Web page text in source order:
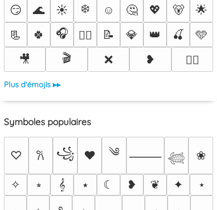
😏
🌊 ☀️ ❄️ ☺️ 🤔 💖 🐻
🌟
📃
🍀 🎧 ❤️‍🔥 📝 💎 👑 🍒
🩵
🎥
🎬 ❌ ❥ 🐦‍🔥
Plus d'émojis ▸▸
Symboles populaires
♡ 𐙚 ꧁ ♥ ༄ ⸻ 𓆉 ❀
✧ ⭒ 𝄞 ⭑ ☾ ❥ ❦ ✦ ⋆